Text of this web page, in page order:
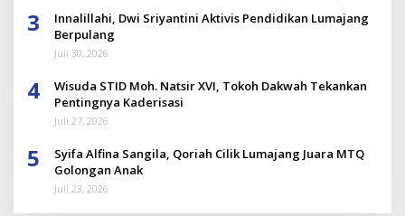
3
Innalillahi, Dwi Sriyantini Aktivis Pendidikan Lumajang
Berpulang
Juli 30, 2026
4
Wisuda STID Moh. Natsir XVI, Tokoh Dakwah Tekankan
Pentingnya Kaderisasi
Juli 27, 2026
5
Syifa Alfina Sangila, Qoriah Cilik Lumajang Juara MTQ
Golongan Anak
Juli 23, 2026